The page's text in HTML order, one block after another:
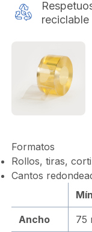
reciclable
Formatos
Rollos, tiras,
Cantos
Mín
Ancho 75